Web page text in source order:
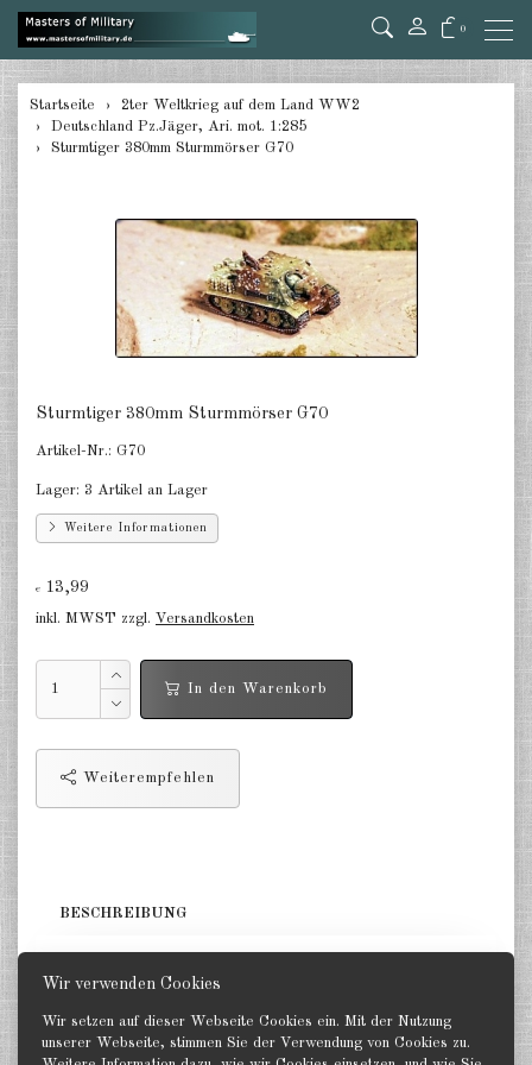
Wir verwenden Cookies
Wir setzen auf dieser Webseite Cookies ein. Mit der Nutzung
unserer Webseite, stimmen Sie der Verwendung von Cookies zu.
0
zurück
Deutschland Panzer 1:285
Deutschland Halbketten 1:285
Deutschland Flak 1:285
Deutschland gezogene Pak 1:285
Deutschland Artillerie gezogen
1:285
Deutschland Panzerwagen u.a.
Deutschland Infanterie, Kavallerie
Deutschland Fallschirmjäger
1:285
1:285
Finnland 1:285
Japan 1:285
Startseite
2ter Weltkrieg auf dem Land WW2
Deutschland Pz.Jäger, Ari. mot. 1:285
Sturmtiger 380mm Sturmmörser G70
Sturmtiger 380mm Sturmmörser G70
Artikel-Nr.: G70
Lager: 3 Artikel an Lager
Weitere Informationen
€ 13,99
inkl. MWST zzgl. Versandkosten
In den Warenkorb
Weiterempfehlen
BESCHREIBUNG